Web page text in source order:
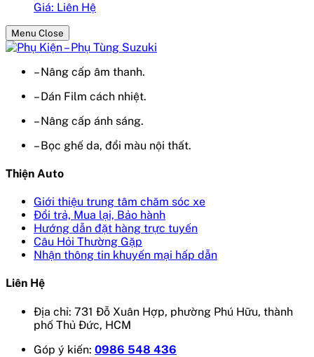
Giá: Liên Hệ
Menu Close
– Nâng cấp âm thanh.
– Dán Film cách nhiệt.
– Nâng cấp ánh sáng.
– Bọc ghế da, đổi màu nội thất.
Thiện Auto
Giới thiệu trung tâm chăm sóc xe
Đổi trả, Mua lại, Bảo hành
Hướng dẫn đặt hàng trực tuyến
Câu Hỏi Thường Gặp
Nhận thông tin khuyến mại hấp dẫn
Liên Hệ
Địa chỉ: 731 Đỗ Xuân Hợp, phường Phú Hữu, thành
phố Thủ Đức, HCM
Góp ý kiến: 0986 548 436